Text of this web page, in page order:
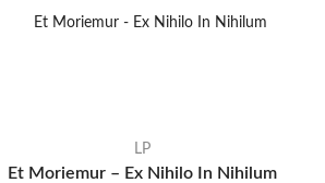
LP
Et Moriemur – Ex Nihilo In Nihilum